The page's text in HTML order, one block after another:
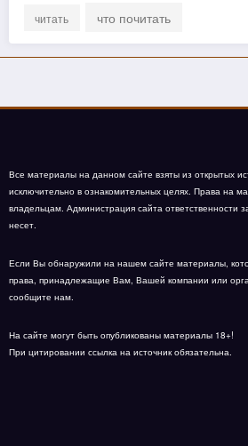
читать что почитать
Все материалы на данном сайте взяты из открытых
исключительно в ознакомительных целях. Права на
владельцам. Администрация сайта ответственности
несет.
Если Вы обнаружили на нашем сайте материалы,
права, принадлежащие Вам, Вашей компании или
сообщите нам.
На сайте могут быть опубликованы материалы 18+!
При цитировании ссылка на источник обязательна.